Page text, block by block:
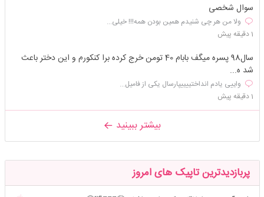
سوال شخصی
ولا من هر چی شنیدم همین بودن همه!!! خیلی...
1 دقیقه پیش
سال98 پسره میگف بابام 40 تومن خرج کرده برا کنکورم و این دختر باعث
شد ه...
واییی یادم انداختییییپارسال یکی از فامیل...
1 دقیقه پیش
بیشتر ببینید
پربازدیدترین تاپیک های امروز